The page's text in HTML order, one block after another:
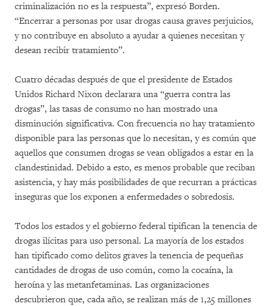
criminalización no es la respuesta”, expresó Borden.
“Encerrar a personas por usar drogas causa graves perjuicios,
y no contribuye en absoluto a ayudar a quienes necesitan y
desean recibir tratamiento”.
Cuatro décadas después de que el presidente de Estados
Unidos Richard Nixon declarara una “guerra contra las
drogas”, las tasas de consumo no han mostrado una
disminución significativa. Con frecuencia no hay tratamiento
disponible para las personas que lo necesitan, y es común que
aquellos que consumen drogas se vean obligados a estar en la
clandestinidad. Debido a esto, es menos probable que reciban
asistencia, y hay más posibilidades de que recurran a prácticas
inseguras que los exponen a enfermedades o sobredosis.
Todos los estados y el gobierno federal tipifican la tenencia de
drogas ilícitas para uso personal. La mayoría de los estados
han tipificado como delitos graves la tenencia de pequeñas
cantidades de drogas de uso común, como la cocaína, la
heroína y las metanfetaminas. Las organizaciones
descubrieron que, cada año, se realizan más de 1,25 millones